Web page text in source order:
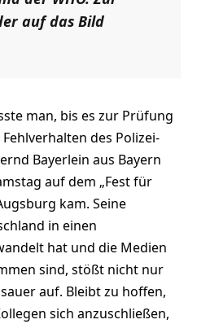
auf das Bild
man, bis es zur Prüfung
des Polizei-
Bayerlein aus Bayern
auf dem „Fest für
kam. Seine
in einen
hat und die Medien
sind, stößt nicht nur
auf. Bleibt zu hoffen,
sich anzuschließen,